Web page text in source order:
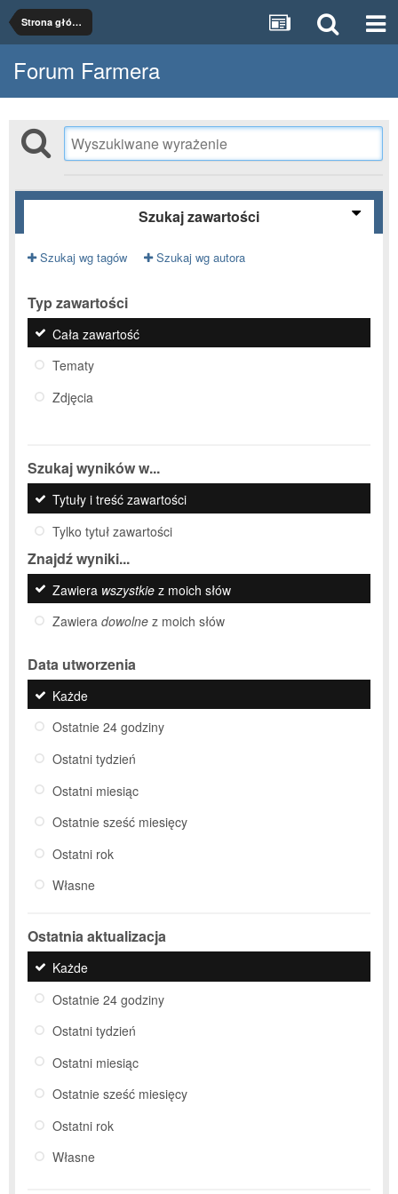
Strona główna
Forum Farmera
Szukaj zawartości
Szukaj wg tagów Szukaj wg autora
Typ zawartości
Cała zawartość
Tematy
Zdjęcia
Szukaj wyników w...
Tytuły i treść zawartości
Tylko tytuł zawartości
Znajdź wyniki...
Zawiera wszystkie z moich słów
Zawiera dowolne z moich słów
Data utworzenia
Każde
Ostatnie 24 godziny
Ostatni tydzień
Ostatni miesiąc
Ostatnie sześć miesięcy
Ostatni rok
Własne
Ostatnia aktualizacja
Każde
Ostatnie 24 godziny
Ostatni tydzień
Ostatni miesiąc
Ostatnie sześć miesięcy
Ostatni rok
Własne